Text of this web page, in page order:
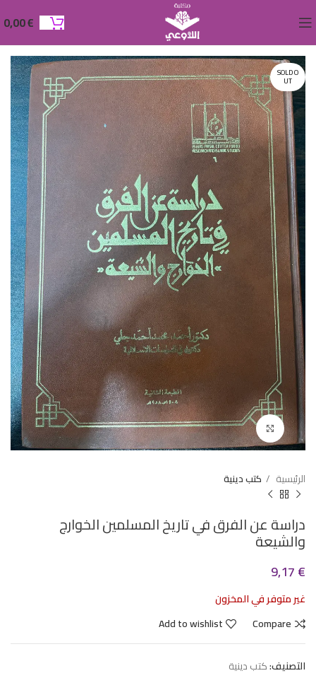
0,00€
SOLD O
UT
Click to enlarge
الرئيسية كتب دينية
دراسة عن الفرق في تاريخ المسلمين الخوارج
والشيعة
9,17€
غير متوفر في المخزون
Compare
Add to wishlist
التصنيف:كتب دينية